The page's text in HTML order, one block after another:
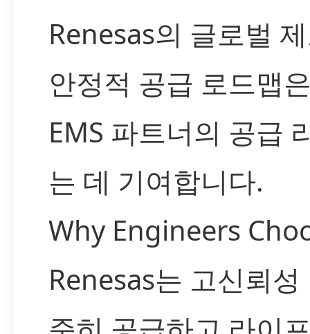
Renesas의 글로벌
안정적 공급 로드맵
EMS 파트너의 공급
는 데 기여합니다.
Why Engineers
Renesas는 고신뢰